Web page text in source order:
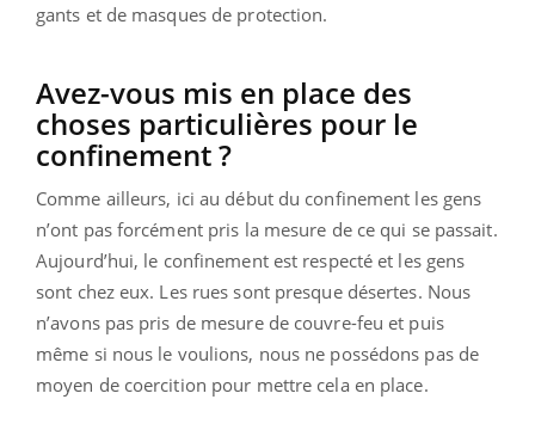
gants et de masques de protection.
Avez-vous mis en place des
choses particulières pour le
confinement ?
Comme ailleurs, ici au début du confinement les gens
n’ont pas forcément pris la mesure de ce qui se passait.
Aujourd’hui, le confinement est respecté et les gens
sont chez eux. Les rues sont presque désertes. Nous
n’avons pas pris de mesure de couvre-feu et puis
même si nous le voulions, nous ne possédons pas de
moyen de coercition pour mettre cela en place.